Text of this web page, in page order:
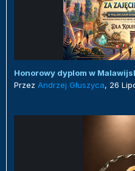
Przez Andrzej Głuszyca, 26